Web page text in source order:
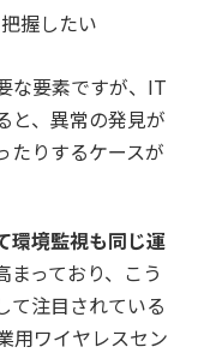
握したい
な要素ですが、IT
と、異常の発見が
たりするケースが
環境監視も同じ運
まっており、こう
て注目されている
用ワイヤレスセン